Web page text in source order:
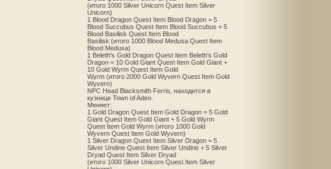
(итого 1000 Silver Unicorn Quest Item Silver
Unicorn)
1 Blood Dragon Quest Item Blood Dragon = 5
Blood Succubus Quest Item Blood Succubus + 5
Blood Basilisk Quest Item Blood
Basilisk (итого 1000 Blood Medusa Quest Item
Blood Medusa)
1 Beleth's Gold Dragon Quest Item Beleth’s Gold
Dragon = 10 Gold Giant Quest Item Gold Giant +
10 Gold Wyrm Quest Item Gold
Wyrm (итого 2000 Gold Wyvern Quest Item Gold
Wyvern)
NPC Head Blacksmith Ferris, находится в
кузнице Town of Aden.
Меняет:
1 Gold Dragon Quest Item Gold Dragon = 5 Gold
Giant Quest Item Gold Giant + 5 Gold Wyrm
Quest Item Gold Wyrm (итого 1000 Gold
Wyvern Quest Item Gold Wyvern)
1 Silver Dragon Quest Item Silver Dragon = 5
Silver Undine Quest Item Silver Undine + 5 Silver
Dryad Quest Item Silver Dryad
(итого 1000 Silver Unicorn Quest Item Silver